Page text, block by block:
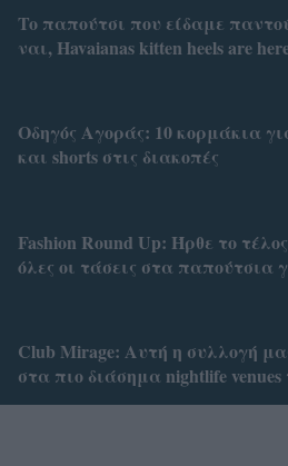
To παπούτσι που είδαμε
ναι, Havaianas kitten heels are
Οδηγός Αγοράς: 10 κορμάκια
και shorts στις διακοπές
Fashion Round Up: Ήρθε το
όλες οι τάσεις στα παπούτσια
Club Mirage: Αυτή η συλλογή
στα πιο διάσημα nightlife